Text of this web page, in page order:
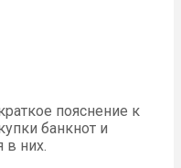
пояснение к
банкнот и
в них.